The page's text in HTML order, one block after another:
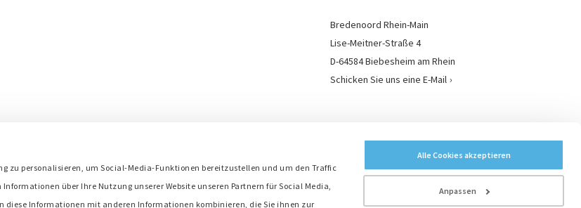
zu personalisieren, um Social-Media-Funktionen bereitzustellen und um den Traffic
über Ihre Nutzung unserer Website unseren Partnern für Social Media,
diese Informationen mit anderen Informationen kombinieren, die Sie ihnen zur
Alle Cookies akzeptieren
Anpassen
Bredenoord Rhein-Main
Lise-Meitner-Straße 4
D-64584 Biebesheim am Rhein
Schicken Sie uns eine E-Mail
Bredenoord ist Mitglied in: